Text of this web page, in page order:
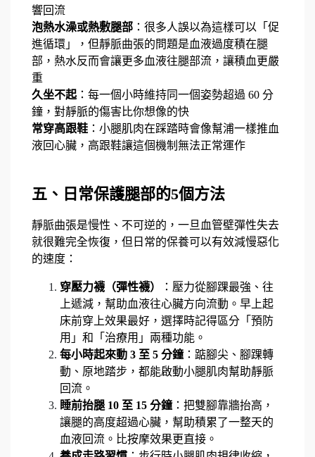
響回流
泡熱水澡或熱敷腿部 ：很多人誤以為這樣可以「促
進循環」，但靜脈曲張的問題是血液過度積在腿
部，熱水反而會讓更多血液往腿部流，讓積血更嚴
重
久坐不起 ：每一個小時維持同一個姿勢超過 60 分
鐘，對靜脈的傷害比你想像的快
常穿高跟鞋 ：小腿肌肉在踩踏時會像幫浦一樣推血
液回心臟，高跟鞋讓這個機制無法正常運作
五、日常保護腿部的5個方法
靜脈曲張是慢性、不可逆的，一旦血管壁彈性失去
就很難完全恢復，但日常的保養可以有效減慢惡化
的速度：
穿壓力襪（彈性襪）
：壓力從腳踝最強、往
上遞減，幫助血液往心臟方向流動。早上起
床前穿上效果最好，選擇時記得區分「預防
用」和「治療用」兩種功能。
每小時起來動 3 至 5 分鐘：踮腳尖、腳踝轉
動、原地踏步，都能啟動小腿肌肉幫助靜脈
回流。
睡前抬腿 10 至 15 分鐘：把雙腳靠牆抬高，
讓腿的高度超過心臟，幫助積累了一整天的
血液回流。比按摩效果更直接。